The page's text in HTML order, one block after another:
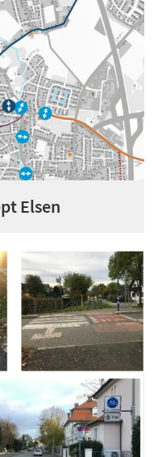
Elsen